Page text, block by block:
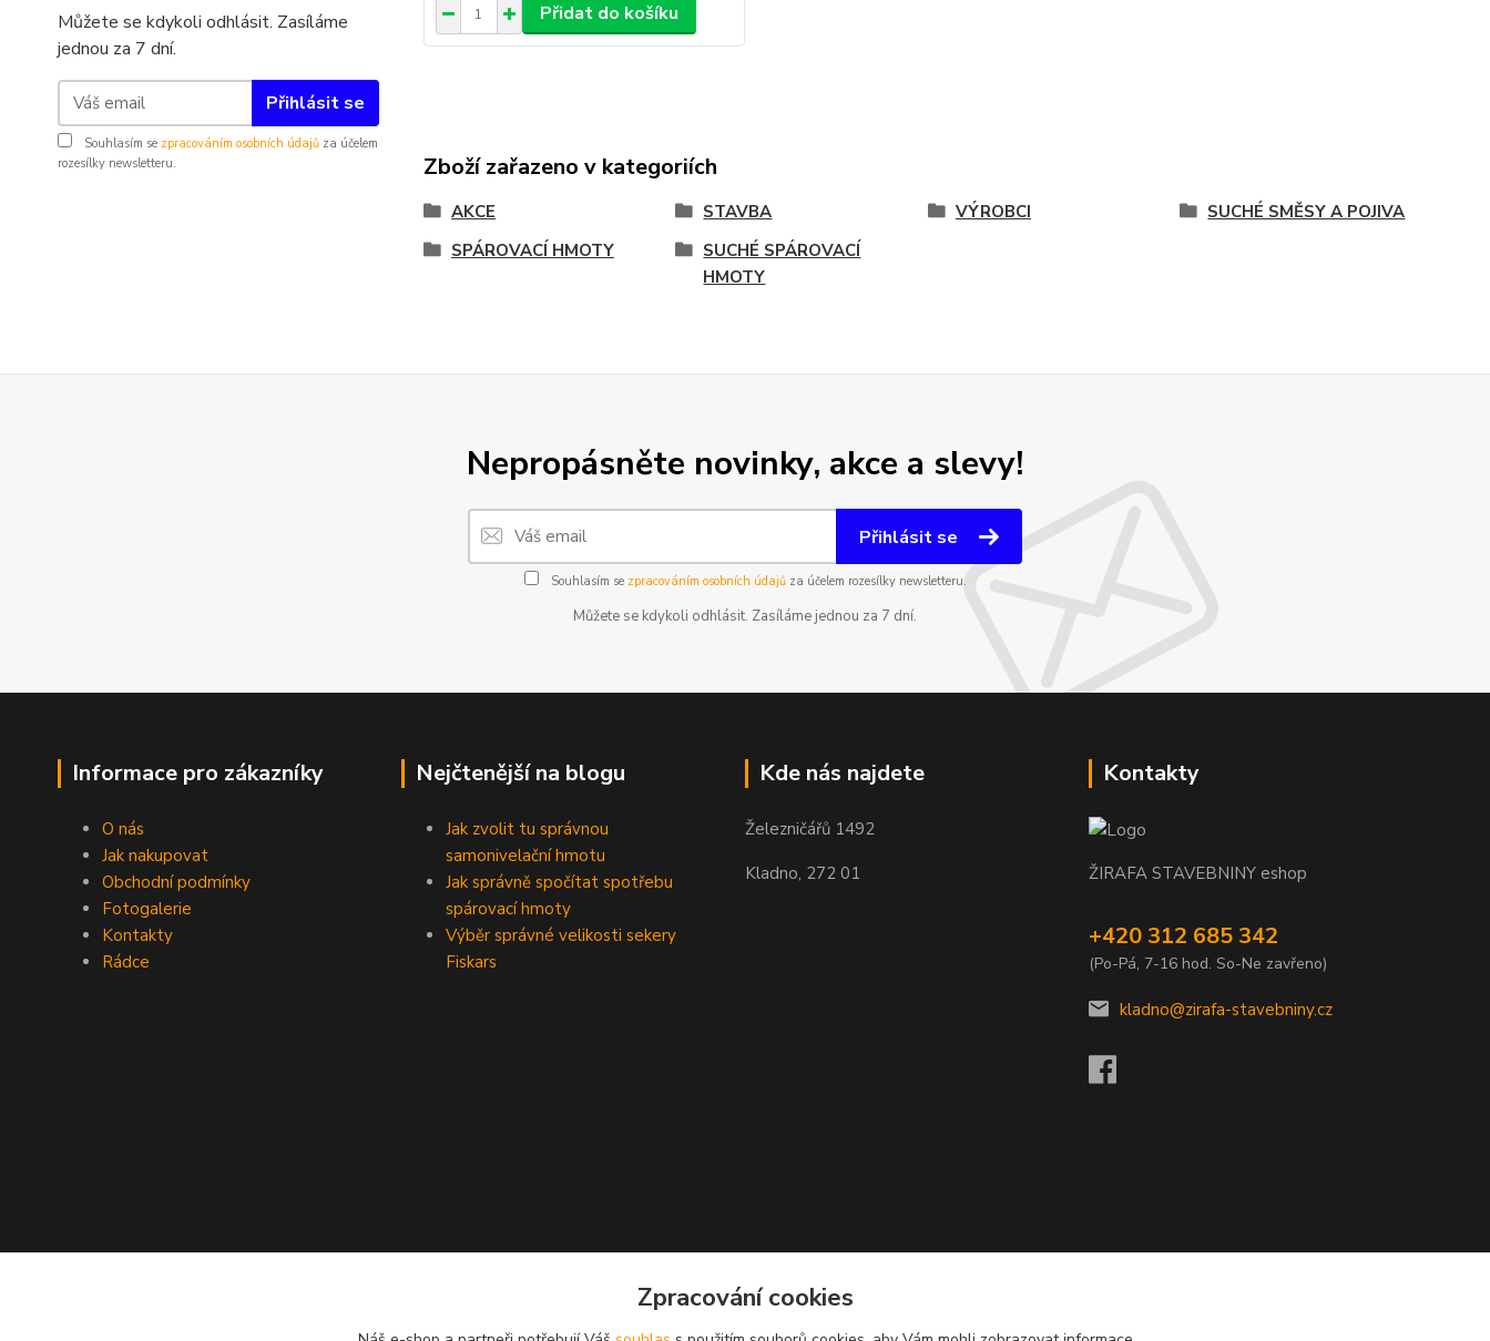
Můžete se kdykoli odhlásit. Zasíláme
jednou za 7 dní.
Přihlásit se
Souhlasím se zpracováním osobních údajů za účelem
rozesílky newsletteru.
Přidat do košíku
Zboží zařazeno v kategoriích
AKCE STAVBA VÝROBCI
SUCHÉ SMĚSY A POJIVA
SPÁROVACÍ HMOTY
SUCHÉ SPÁROVACÍ
HMOTY
Nepropásněte novinky, akce a slevy!
Přihlásit se
Souhlasím se zpracováním osobních údajůza účelem rozesílky newsletteru.
Můžete se kdykoli odhlásit. Zasíláme jednou za 7 dní.
Informace pro zákazníky
O nás
Jak nakupovat
Obchodní podmínky
Fotogalerie
Kontakty
Rádce
Nejčtenější na blogu
Jak zvolit tu správnou
samonivelační hmotu
Jak správně spočítat spotřebu
spárovací hmoty
Výběr správné velikosti sekery
Fiskars
Kde nás najdete
Železničářů 1492
Kladno, 272 01
Kontakty
ŽIRAFA STAVEBNINY eshop
+420 312 685 342
(Po-Pá, 7-16 hod. So-Ne zavřeno)
kladno@zirafa-stavebniny.cz
Zpracování cookies